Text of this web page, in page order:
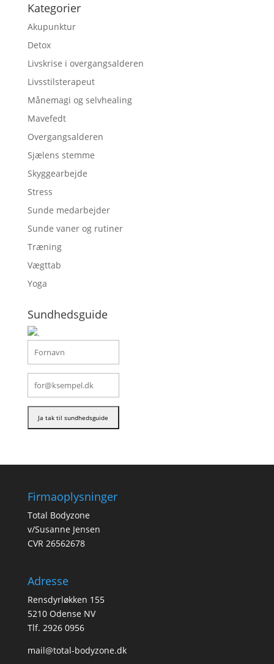
Kategorier
Akupunktur
Detox
Livskrise i overgangsalderen
Livsstilsterapeut
Månemagi og selvhealing
Mavefedt
Overgangsalderen
Sjælens stemme
Skyggearbejde
Stress
Sunde medarbejder
Sunde vaner og rutiner
Træning
Vægttab
Yoga
Sundhedsguide
Firmaoplysninger
Total Bodyzone
v/Susanne Jensen
CVR 26562678
Adresse
Rensdyrløkken 155
5210 Odense NV
Tlf. 2926 0956
mail@total-bodyzone.dk